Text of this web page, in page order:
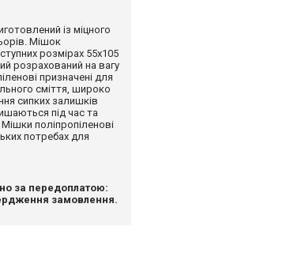
за передоплатою: або 100%, або частковою для